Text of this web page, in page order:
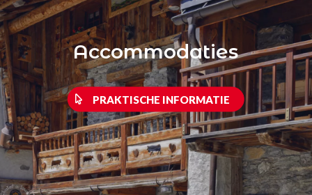
Accommodaties
PRAKTISCHE INFORMATIE